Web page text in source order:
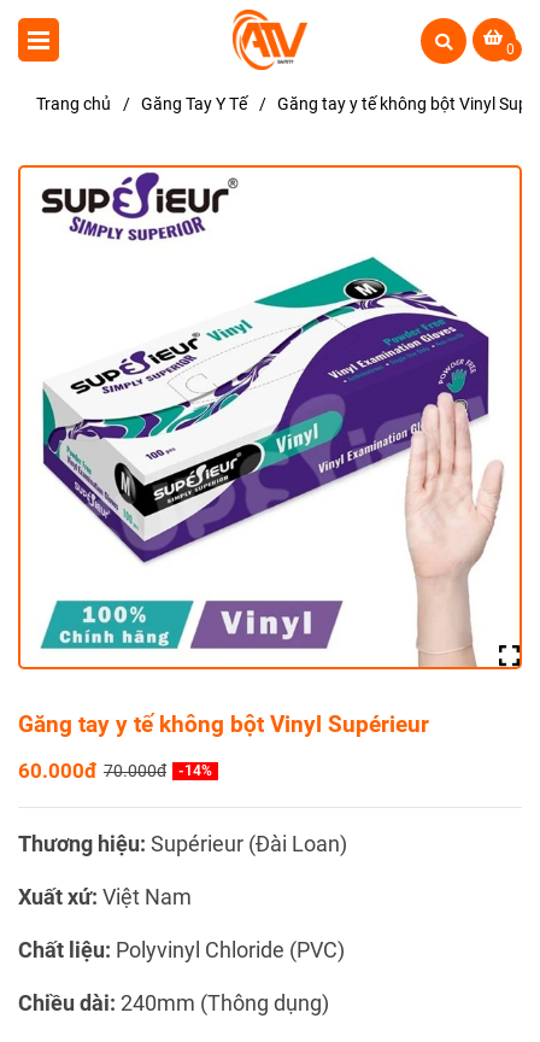
0
Trang chủ / Găng Tay Y Tế / Găng tay y tế không bột Vinyl
Găng tay y tế không bột Vinyl Supérieur
60.000đ 70.000đ -14%
Thương hiệu: Supérieur (Đài Loan)
Xuất xứ: Việt Nam
Chất liệu: Polyvinyl Chloride (PVC)
Chiều dài: 240mm (Thông dụng)